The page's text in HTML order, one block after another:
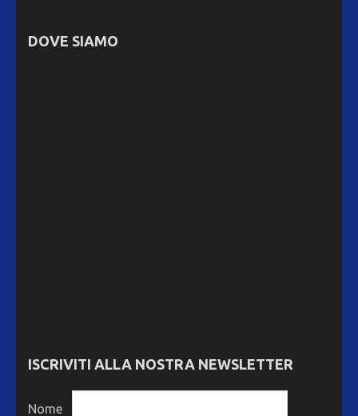
DOVE SIAMO
ISCRIVITI ALLA NOSTRA NEWSLETTER
Nome